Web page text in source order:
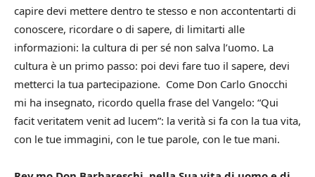
capire devi mettere dentro te stesso e non accontentarti di
conoscere, ricordare o di sapere, di limitarti alle
informazioni: la cultura di per sé non salva l’uomo. La
cultura è un primo passo: poi devi fare tuo il sapere, devi
metterci la tua partecipazione. Come Don Carlo Gnocchi
mi ha insegnato, ricordo quella frase del Vangelo: “Qui
facit veritatem venit ad lucem”: la verità si fa con la tua vita,
con le tue immagini, con le tue parole, con le tue mani.